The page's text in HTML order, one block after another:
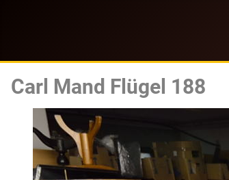
Carl Mand Flügel 188